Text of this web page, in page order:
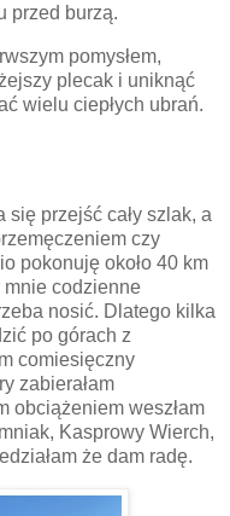
przed burzą.
pomysłem,
plecak i uniknąć
wielu ciepłych ubrań.
przejść cały szlak, a
czy
pokonuję około 40 km
mnie codzienne
nosić. Dlatego kilka
po górach z
comiesięczny
zabierałam
obciążeniem weszłam
Kasprowy Wierch,
że dam radę.